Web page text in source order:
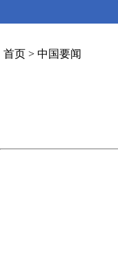
首页 > 中国要闻